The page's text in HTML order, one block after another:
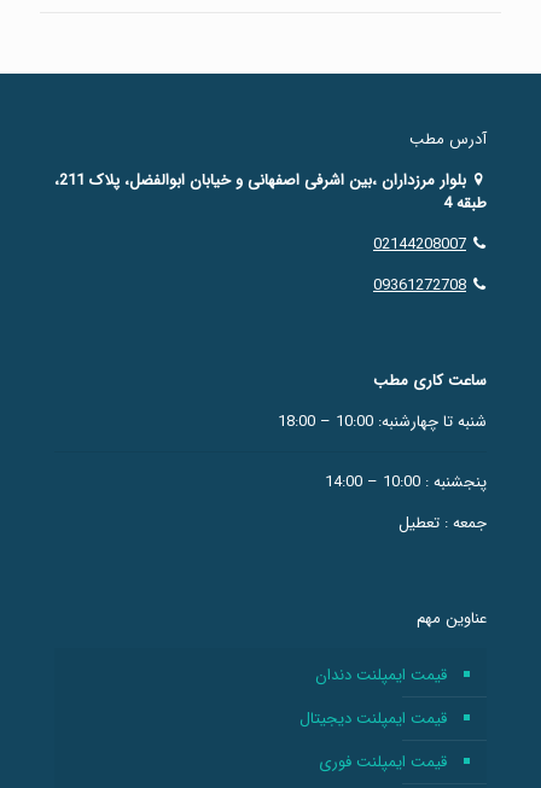
آدرس مطب
بلوار مرزداران ،بین اشرفی اصفهانی و خیابان ابوالفضل، پلاک 211،
طبقه 4
02144208007
09361272708
ساعت کاری مطب
شنبه تا چهارشنبه: 10:00 – 18:00
پنجشنبه : 10:00 – 14:00
جمعه : تعطیل
عناوین مهم
قیمت ایمپلنت دندان
قیمت ایمپلنت دیجیتال
قیمت ایمپلنت فوری